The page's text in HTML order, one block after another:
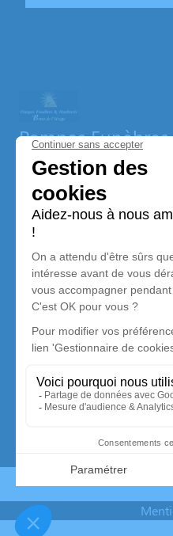
Pompes
Nos équipes vous aident
son souvenir dans le
son dernier voyage.
Nos agences
BRUN Pompes
Gardonnenque
04 84 88 66 06
10 Rue du 11 Novembre
30190 – La Calmette